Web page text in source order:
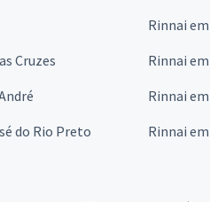
Rinnai
Cruzes
Rinnai
Rinnai
do Rio Preto
Rinnai